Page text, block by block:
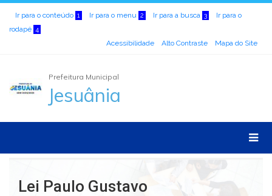
Ir para o conteúdo 1 Ir para o menu 2 Ir para a busca 3
Ir para o
rodapé 4
Acessibilidade Alto Contraste Mapa do Site
Prefeitura Municipal
Jesuânia
Lei Paulo Gustavo